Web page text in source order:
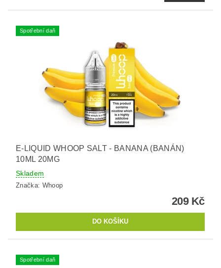
Spotřební daň
E-LIQUID WHOOP SALT - BANANA (BANÁN)
10ML 20MG
Skladem
Značka: Whoop
209 Kč
Spotřební daň